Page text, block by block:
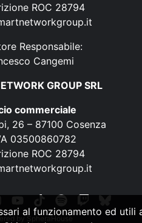
ROC 28794
Responsabile:
Cangemi
GROUP SRL
commerciale
26 – 87100 Cosenza
03500860782
ROC 28794
by SpheraHouse
al funzionamento ed